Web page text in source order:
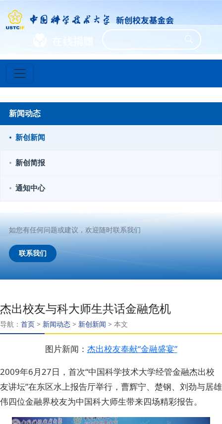
新闻动态
新创新闻
新创简报
通知中心
如您有任何问题或建议，欢迎随时联系我们
联系我们
杰出校友与科大师生共话金融危机
导航： 首页 > 新闻动态 > 新创新闻 > 本文
图片新闻： 杰出校友奉献“金融盛宴”
2009年6月27日，首次“中国科学技术大学经管金融杰出校
友讲坛”在东区水上报告厅举行，曹辉宁、楚钢、刘劲与居雄
伟四位金融界校友为中国科大师生带来四场精彩报告。